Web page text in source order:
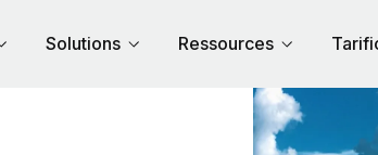
Solutions Ressources